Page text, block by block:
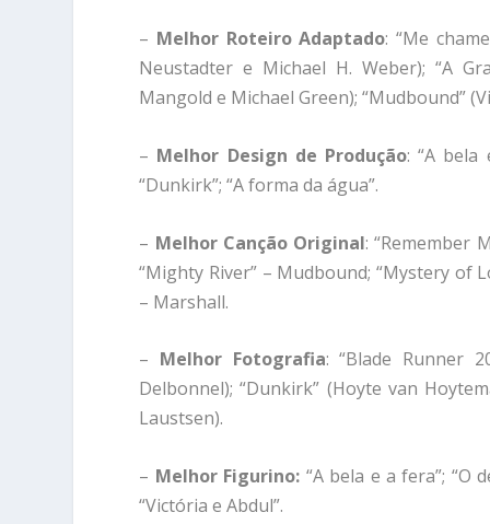
– Melhor Roteiro Adaptado: “Me
Neustadter e Michael H. Weber); “A
Mangold e Michael Green); “Mudbound”
– Melhor Design de Produção: “A bela
“Dunkirk”; “A forma da água”.
– Melhor Canção Original: “Remember
“Mighty River” – Mudbound; “Mystery of
– Marshall.
– Melhor Fotografia: “Blade Runner
Delbonnel); “Dunkirk” (Hoyte van
Laustsen).
– Melhor Figurino: “A bela e a fera”; “O
“Victória e Abdul”.